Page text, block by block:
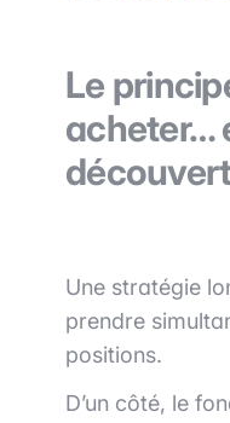
Le
acheter…
Une stratégie
prendre
positions.
D’un côté, le